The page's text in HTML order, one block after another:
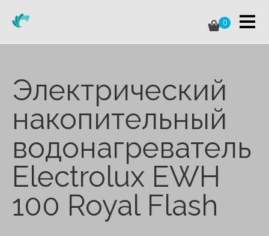
0
Электрический
накопительный
водонагреватель
Electrolux EWH
100 Royal Flash